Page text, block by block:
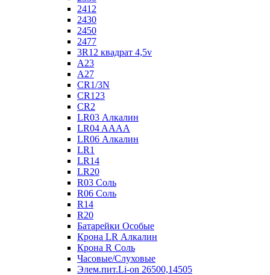
2412
2430
2450
2477
3R12 квадрат 4,5v
A23
A27
CR1/3N
CR123
CR2
LR03 Алкалин
LR04 AAAA
LR06 Алкалин
LR1
LR14
LR20
R03 Соль
R06 Соль
R14
R20
Батарейки Особые
Крона LR Алкалин
Крона R Соль
Часовые/Слуховые
Элем.пит.Li-on 26500,14505